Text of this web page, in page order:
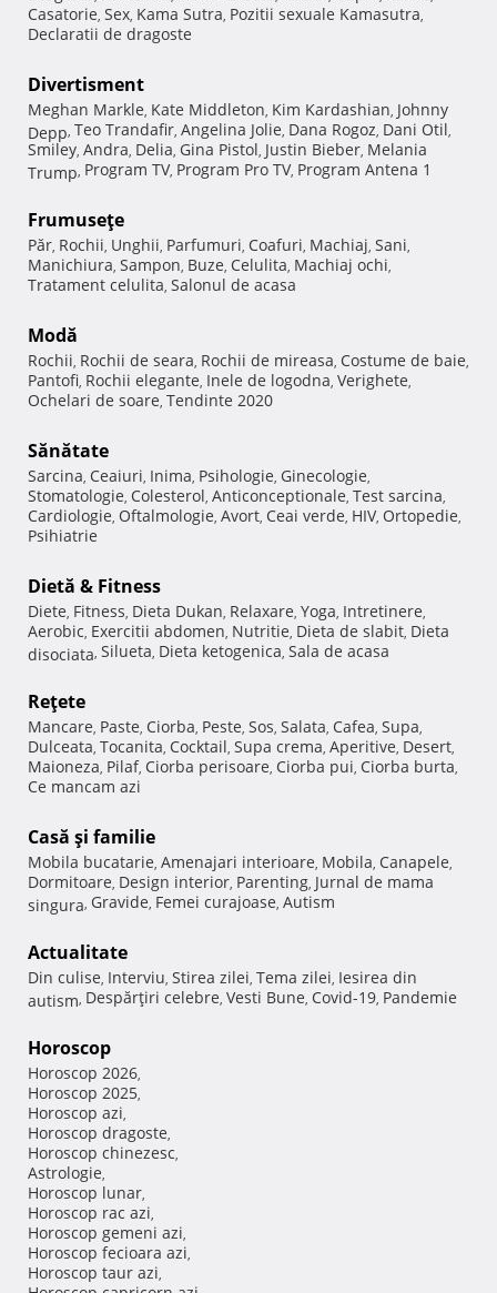
Casatorie, Sex, Kama Sutra, Pozitii sexuale Kamasutra,
Declaratii de dragoste
Divertisment
Meghan Markle, Kate Middleton, Kim Kardashian, Johnny
Depp, Teo Trandafir, Angelina Jolie, Dana Rogoz, Dani Otil,
Smiley, Andra, Delia, Gina Pistol, Justin Bieber, Melania
Trump, Program TV, Program Pro TV, Program Antena 1
Frumuseţe
Păr, Rochii, Unghii, Parfumuri, Coafuri, Machiaj, Sani,
Manichiura, Sampon, Buze, Celulita, Machiaj ochi,
Tratament celulita, Salonul de acasa
Modă
Rochii, Rochii de seara, Rochii de mireasa, Costume de baie,
Pantofi, Rochii elegante, Inele de logodna, Verighete,
Ochelari de soare, Tendinte 2020
Sănătate
Sarcina, Ceaiuri, Inima, Psihologie, Ginecologie,
Stomatologie, Colesterol, Anticonceptionale, Test sarcina,
Cardiologie, Oftalmologie, Avort, Ceai verde, HIV, Ortopedie,
Psihiatrie
Dietă & Fitness
Diete, Fitness, Dieta Dukan, Relaxare, Yoga, Intretinere,
Aerobic, Exercitii abdomen, Nutritie, Dieta de slabit, Dieta
disociata, Silueta, Dieta ketogenica, Sala de acasa
Reţete
Mancare, Paste, Ciorba, Peste, Sos, Salata, Cafea, Supa,
Dulceata, Tocanita, Cocktail, Supa crema, Aperitive, Desert,
Maioneza, Pilaf, Ciorba perisoare, Ciorba pui, Ciorba burta,
Ce mancam azi
Casă şi familie
Mobila bucatarie, Amenajari interioare, Mobila, Canapele,
Dormitoare, Design interior, Parenting, Jurnal de mama
singura, Gravide, Femei curajoase, Autism
Actualitate
Din culise, Interviu, Stirea zilei, Tema zilei, Iesirea din
autism, Despărţiri celebre, Vesti Bune, Covid-19, Pandemie
Horoscop
Horoscop 2026,
Horoscop 2025,
Horoscop azi,
Horoscop dragoste,
Horoscop chinezesc,
Astrologie,
Horoscop lunar,
Horoscop rac azi,
Horoscop gemeni azi,
Horoscop fecioara azi,
Horoscop taur azi,